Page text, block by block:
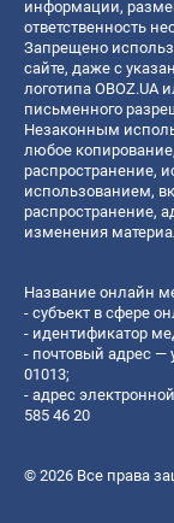
информации,
ответственность
Запрещено
сайте, даже с
логотипа OBOZ.UA
письменного
Незаконным
любое
распространение,
использованием,
распространение,
изменения
Название онлайн
- субъект в сфере
- идентификатор
- почтовый адрес —
01013;
- адрес
585 46 20
© 2026 Все права